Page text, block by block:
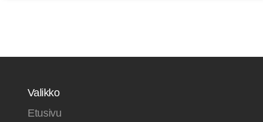
Valikko
Etusivu